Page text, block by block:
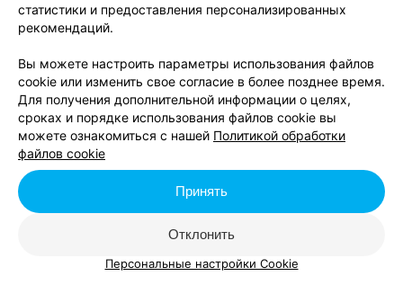
статистики и предоставления персонализированных
рекомендаций.
Вы можете настроить параметры использования файлов
cookie или изменить свое согласие в более позднее время.
Для получения дополнительной информации о целях,
сроках и порядке использования файлов cookie вы
можете ознакомиться с нашей Политикой обработки
файлов cookie
Отклонить
Принять
Персональные настройки Cookie